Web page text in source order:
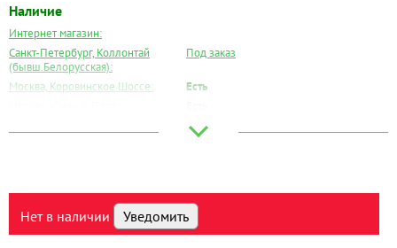
Наличие
Интернет магазин:
Санкт-Петербург, Коллонтай
(бывш.Белорусская):
Под заказ
Москва, Коровинское Шоссе:
Есть
Есть
Есть
Тюмень:
Под заказ
Нет в наличии Уведомить